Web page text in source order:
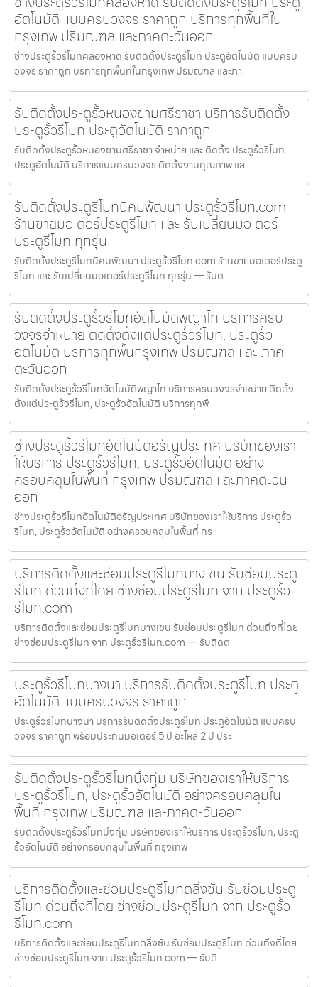
อัตโนมัติ แบบครบวงจร ราคาถูก บริการทุกพื้นที่ใน
กรุงเทพ ปริมณฑล และภาคตะวันออก
ช่างประตูรั้วรีโมทคลองหาด รับติดตั้งประตูรีโมท ประตูอัตโนมัติ แบบครบ
วงจร ราคาถูก บริการทุกพื้นที่ในกรุงเทพ ปริมณฑล และภา
รับติดตั้งประตูรั้วหนองขามศรีราชา บริการรับติดตั้ง
ประตูรั้วรีโมท ประตูอัตโนมัติ ราคาถูก
รับติดตั้งประตูรั้วหนองขามศรีราชา จำหน่าย และ ติดตั้ง ประตูรั้วรีโมท
ประตูอัตโนมัติ บริการแบบครบวงจร ติดตั้งงานคุณภาพ แล
รับติดตั้งประตูรีโมทนิคมพัฒนา ประตูรั้วรีโมท.com
ร้านขายมอเตอร์ประตูรีโมท และ รับเปลี่ยนมอเตอร์
ประตูรีโมท ทุกรุ่น
รับติดตั้งประตูรีโมทนิคมพัฒนา ประตูรั้วรีโมท.com ร้านขายมอเตอร์ประตู
รีโมท และ รับเปลี่ยนมอเตอร์ประตูรีโมท ทุกรุ่น — รับต
รับติดตั้งประตูรั้วรีโมทอัตโนมัติพญาไท บริการครบ
วงจรจำหน่าย ติดตั้งตั้งแต่ประตูรั้วรีโมท, ประตูรั้ว
อัตโนมัติ บริการทุกพื้นกรุงเทพ ปริมณฑล และ ภาค
ตะวันออก
รับติดตั้งประตูรั้วรีโมทอัตโนมัติพญาไท บริการครบวงจรจำหน่าย ติดตั้ง
ตั้งแต่ประตูรั้วรีโมท, ประตูรั้วอัตโนมัติ บริการทุกพื
ช่างประตูรั้วรีโมทอัตโนมัติอรัญประเทศ บริษัทของเรา
ให้บริการ ประตูรั้วรีโมท, ประตูรั้วอัตโนมัติ อย่าง
ครอบคลุมในพื้นที่ กรุงเทพ ปริมณฑล และภาคตะวัน
ออก
ช่างประตูรั้วรีโมทอัตโนมัติอรัญประเทศ บริษัทของเราให้บริการ ประตูรั้ว
รีโมท, ประตูรั้วอัตโนมัติ อย่างครอบคลุมในพื้นที่ กร
บริการติดตั้งและซ่อมประตูรีโมทบางเขน รับซ่อมประตู
รีโมท ด่วนถึงที่โดย ช่างซ่อมประตูรีโมท จาก ประตูรั้ว
รีโมท.com
บริการติดตั้งและซ่อมประตูรีโมทบางเขน รับซ่อมประตูรีโมท ด่วนถึงที่โดย
ช่างซ่อมประตูรีโมท จาก ประตูรั้วรีโมท.com — รับติดต
ประตูรั้วรีโมทบางนา บริการรับติดตั้งประตูรีโมท ประตู
อัตโนมัติ แบบครบวงจร ราคาถูก
ประตูรั้วรีโมทบางนา บริการรับติดตั้งประตูรีโมท ประตูอัตโนมัติ แบบครบ
วงจร ราคาถูก พร้อมประกันมอเตอร์ 5 ปี อะไหล่ 2 ปี ประ
รับติดตั้งประตูรั้วรีโมทบึงกุ่ม บริษัทของเราให้บริการ
ประตูรั้วรีโมท, ประตูรั้วอัตโนมัติ อย่างครอบคลุมใน
พื้นที่ กรุงเทพ ปริมณฑล และภาคตะวันออก
รับติดตั้งประตูรั้วรีโมทบึงกุ่ม บริษัทของเราให้บริการ ประตูรั้วรีโมท, ประตู
รั้วอัตโนมัติ อย่างครอบคลุมในพื้นที่ กรุงเทพ
บริการติดตั้งและซ่อมประตูรีโมทตลิ่งชัน รับซ่อมประตู
รีโมท ด่วนถึงที่โดย ช่างซ่อมประตูรีโมท จาก ประตูรั้ว
รีโมท.com
บริการติดตั้งและซ่อมประตูรีโมทตลิ่งชัน รับซ่อมประตูรีโมท ด่วนถึงที่โดย
ช่างซ่อมประตูรีโมท จาก ประตูรั้วรีโมท.com — รับติ